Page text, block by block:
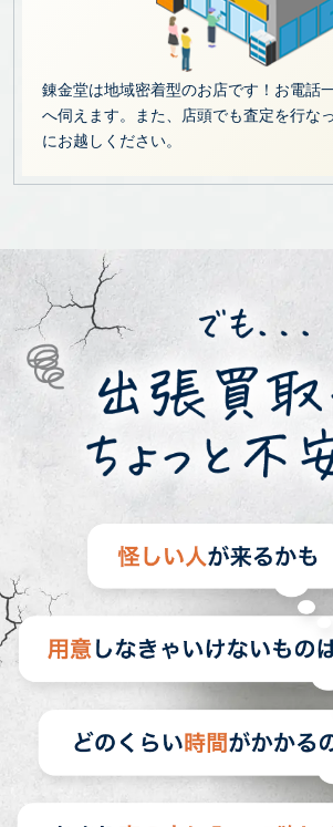
錬金堂は地域密着型のお店です！お電話
へ伺えます。また、店頭でも査定を行な
にお越しください。